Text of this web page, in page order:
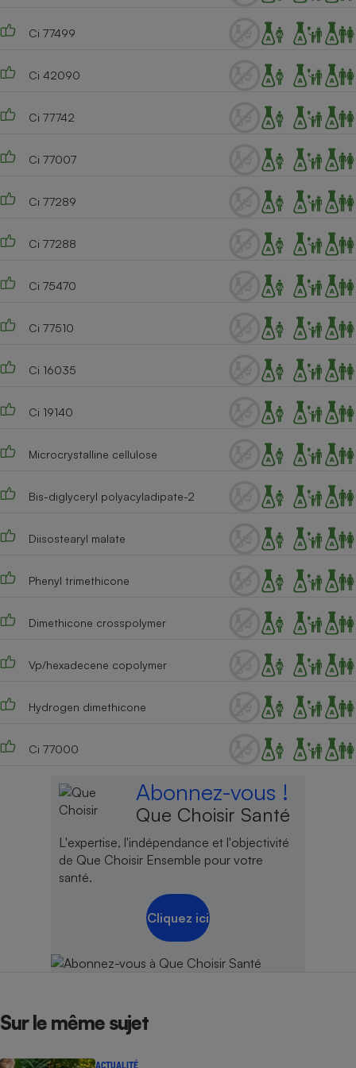
Ci 77499
Ci 42090
Ci 77742
Ci 77007
Ci 77289
Ci 77288
Ci 75470
Ci 77510
Ci 16035
Ci 19140
Microcrystalline cellulose
Bis-diglyceryl polyacyladipate-2
Diisostearyl malate
Phenyl trimethicone
Dimethicone crosspolymer
Vp/hexadecene copolymer
Hydrogen dimethicone
Ci 77000
Abonnez-vous !
Que Choisir Santé
L'expertise, l'indépendance et l'objectivité
de Que Choisir Ensemble pour votre
santé.
Cliquez ici
Sur le même sujet
ACTUALITÉ